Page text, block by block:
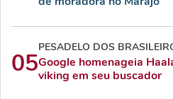
05
PESADELO DOS
Google homenageia
viking em seu buscador